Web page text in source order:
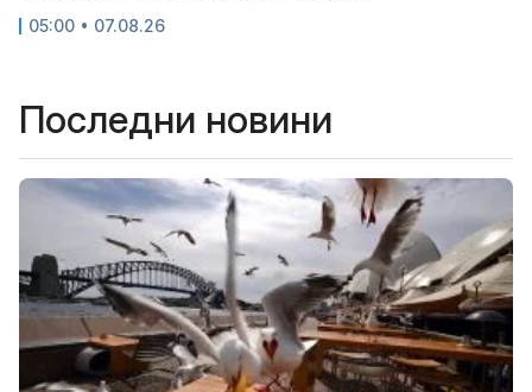
05:00 • 07.08.26
Последни новини